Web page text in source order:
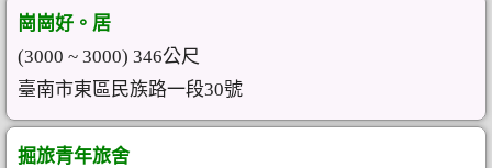
崗崗好。居
(3000 ~ 3000) 346公尺
臺南市東區民族路一段30號
掘旅青年旅舍